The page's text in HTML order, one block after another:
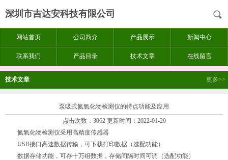
深圳市吉达安科技有限公司
网站首页 公司简介 产品展示 新闻中心
联系我们 产品目录 技术文章 在线留言
技术文章 更多>>
泵吸式氮氧化物检测仪的特点功能及应用
点击次数：3062 更新时间：2022-01-20
氮氧化物检测仪采用高精度传感器
USB接口高速数据传输，可下载打印数据（选配功能）
数据存储功能，可存十万组数据，存储间隔时间可调（选配功能）